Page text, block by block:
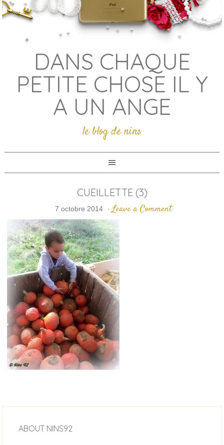
DANS CHAQUE
PETITE CHOSE IL Y
A UN ANGE
le blog de nins
CUEILLETTE (3)
7 octobre 2014 · Leave a Comment
ABOUT NINS92